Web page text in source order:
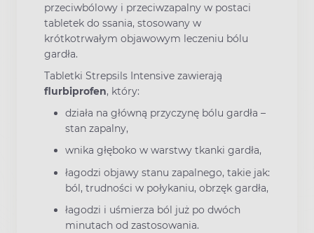
przeciwbólowy i przeciwzapalny w postaci
tabletek do ssania, stosowany w
krótkotrwałym objawowym leczeniu bólu
gardła.
Tabletki Strepsils Intensive zawierają
flurbiprofen, który:
działa na główną przyczynę bólu gardła –
stan zapalny,
wnika głęboko w warstwy tkanki gardła,
łagodzi objawy stanu zapalnego, takie jak:
ból, trudności w połykaniu, obrzęk gardła,
łagodzi i uśmierza ból już po dwóch
minutach od zastosowania.